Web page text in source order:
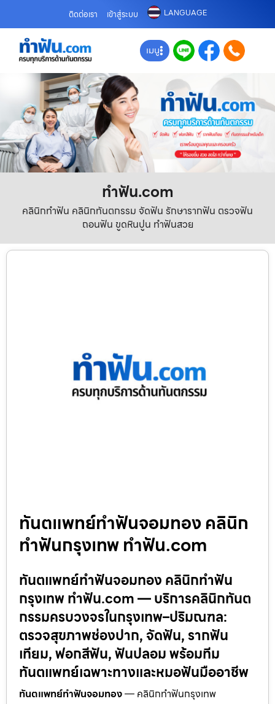
ติดต่อเรา เข้าสู่ระบบ LANGUAGE
เมนู
ทําฟัน.com
คลินิกทำฟัน คลินิกทันตกรรม จัดฟัน รักษารากฟัน ตรวจฟัน
ถอนฟัน ขูดหินปูน ทำฟันสวย
ทันตแพทย์ทำฟันจอมทอง คลินิก
ทำฟันกรุงเทพ ทำฟัน.com
ทันตแพทย์ทำฟันจอมทอง คลินิกทำฟัน
กรุงเทพ ทำฟัน.com — บริการคลินิกทันต
กรรมครบวงจรในกรุงเทพ–ปริมณฑล:
ตรวจสุขภาพช่องปาก, จัดฟัน, รากฟัน
เทียม, ฟอกสีฟัน, ฟันปลอม พร้อมทีม
ทันตแพทย์เฉพาะทางและหมอฟันมืออาชีพ
ทันตแพทย์ทำฟันจอมทอง— คลินิกทำฟันกรุงเทพ